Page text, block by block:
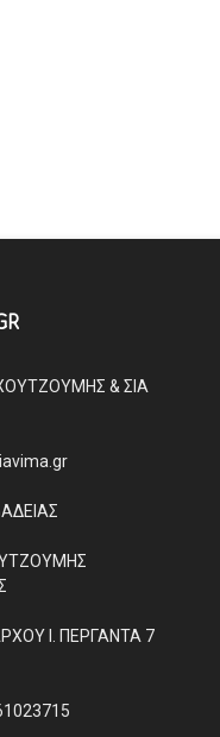
& ΣΙΑ
Ι. ΠΕΡΓΑΝΤΑ 7